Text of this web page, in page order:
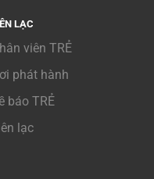
LẠC
viên TRẺ
phát hành
báo TRẺ
lạc